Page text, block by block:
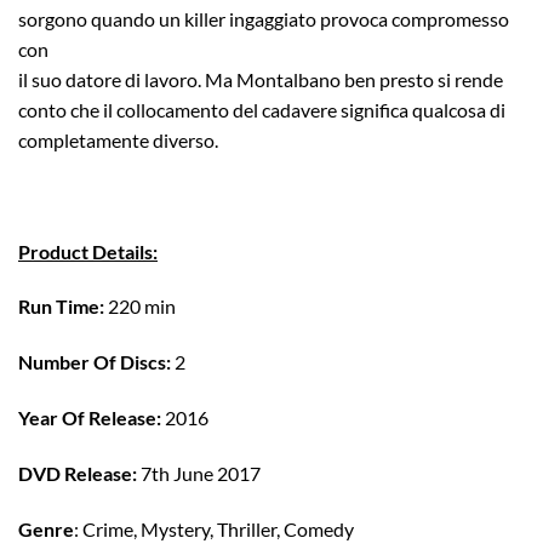
sorgono quando un killer ingaggiato provoca compromesso
con
il suo datore di lavoro. Ma Montalbano ben presto si rende
conto che il collocamento del cadavere significa qualcosa di
completamente diverso.
Product Details:
Run Time: 220 min
Number Of Discs: 2
Year Of Release: 2016
DVD Release:7th June 2017
Genre: Crime, Mystery, Thriller, Comedy